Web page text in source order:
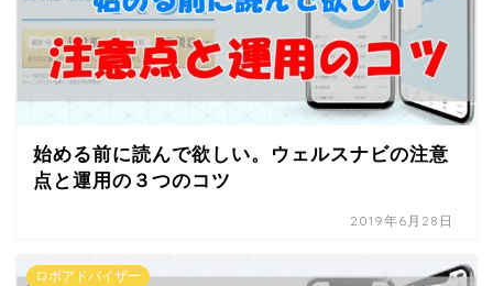
始める前に読んで欲しい。ウェルスナビの注意
点と運用の３つのコツ
2019年6月28日
ロボアドバイザー